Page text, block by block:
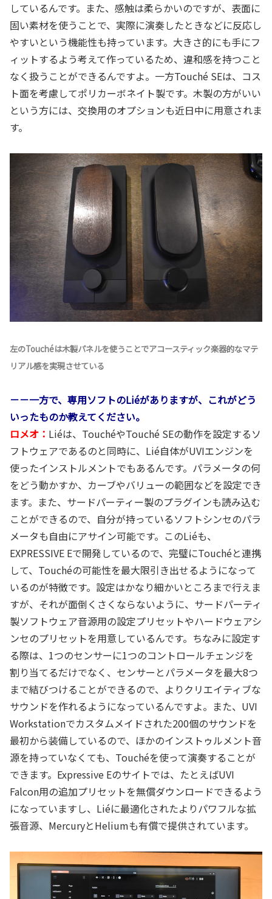
しているんです。また、感触は柔らかいのですが、表面に
固い素材を使うことで、実際に演奏したときなどに反応し
やすいという機能性も持っています。大きさ的にも手にフ
ィットするよう考えて作っているため、違和感を持つこと
なく扱うことができるんですよ。一方Touché SEは、コス
ト面を考慮してポリカーボネイト製です。木製の方がいい
という方には、交換用のオプションも近日中に用意されま
す。
左のTouchéは木製パネルを使うことでアコースティック楽器的なマテ
リアル感を実現させている
－－一方で、専用ソフトのLiéがありますが、これがどう
いったものか教えてください。
ロメオ： Liéは、TouchéやTouché SEの動作を設定するソ
フトウェアであるのと同時に、Lié自体がUVIエンジンを
使ったインストルメントでもあるんです。パラメータの何
をどう動かすか、カーブやバリューの範囲などを設定でき
ます。また、サードパーティー製のプラグインも読み込む
ことができるので、自分が持っているソフトシンセのパラ
メータも自由にアサイン可能です。このLiéも、
EXPRESSIVE Eで開発しているので、完璧にTouchéと連携
して、Touchéの可能性を最大限引き出せるようになって
いるのが特徴です。設定はかなり細かいところまで行えま
すが、それが面倒くさくならないように、サードパーティ
製ソフトウェア音源用の設定プリセットやハードウェアシ
ンセのプリセットを用意しているんです。ちなみに設定す
る際は、1つのセンサーに1つのコントロールチェンジを
割り当てるだけでなく、センサーとパラメータを最大8つ
まで結びつけることができるので、よりクリエイティブな
サウンドを作れるようになっているんですよ。また、UVI
Workstationでカスタムメイドされた200個のサウンドを
最初から装備しているので、ほかのインストゥルメント音
源を持っていなくても、Touchéを使って演奏することが
できます。Expressive Eのサイトでは、たとえばUVI
Falcon用の追加プリセットを無償ダウンロードできるよう
になっていますし、Liéに最適化されたよりパワフルな拡
張音源、MercuryとHeliumも有償で提供されています。